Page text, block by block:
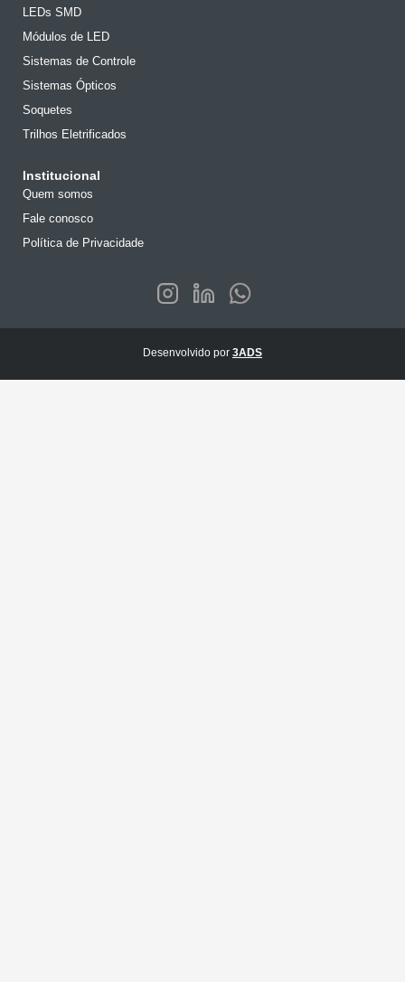
LEDs SMD
Módulos de LED
Sistemas de Controle
Sistemas Ópticos
Soquetes
Trilhos Eletrificados
Institucional
Quem somos
Fale conosco
Política de Privacidade
Desenvolvido por 3ADS